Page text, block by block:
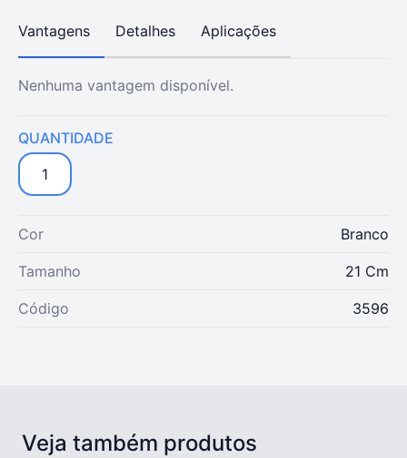
Vantagens Detalhes Aplicações
Nenhuma vantagem disponível.
QUANTIDADE
1
Cor Branco
Tamanho 21 Cm
Código 3596
Veja também produtos